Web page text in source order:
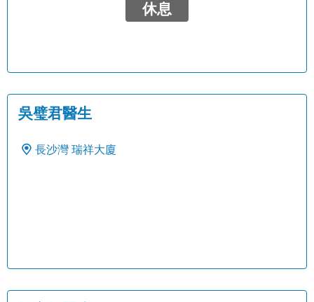
休息
吳璧君醫生
長沙灣 瑞祥大廈